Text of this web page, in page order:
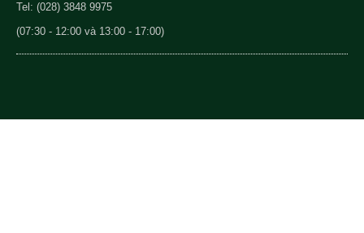
Tel: (028) 3848 9975
(07:30 - 12:00 và 13:00 - 17:00)